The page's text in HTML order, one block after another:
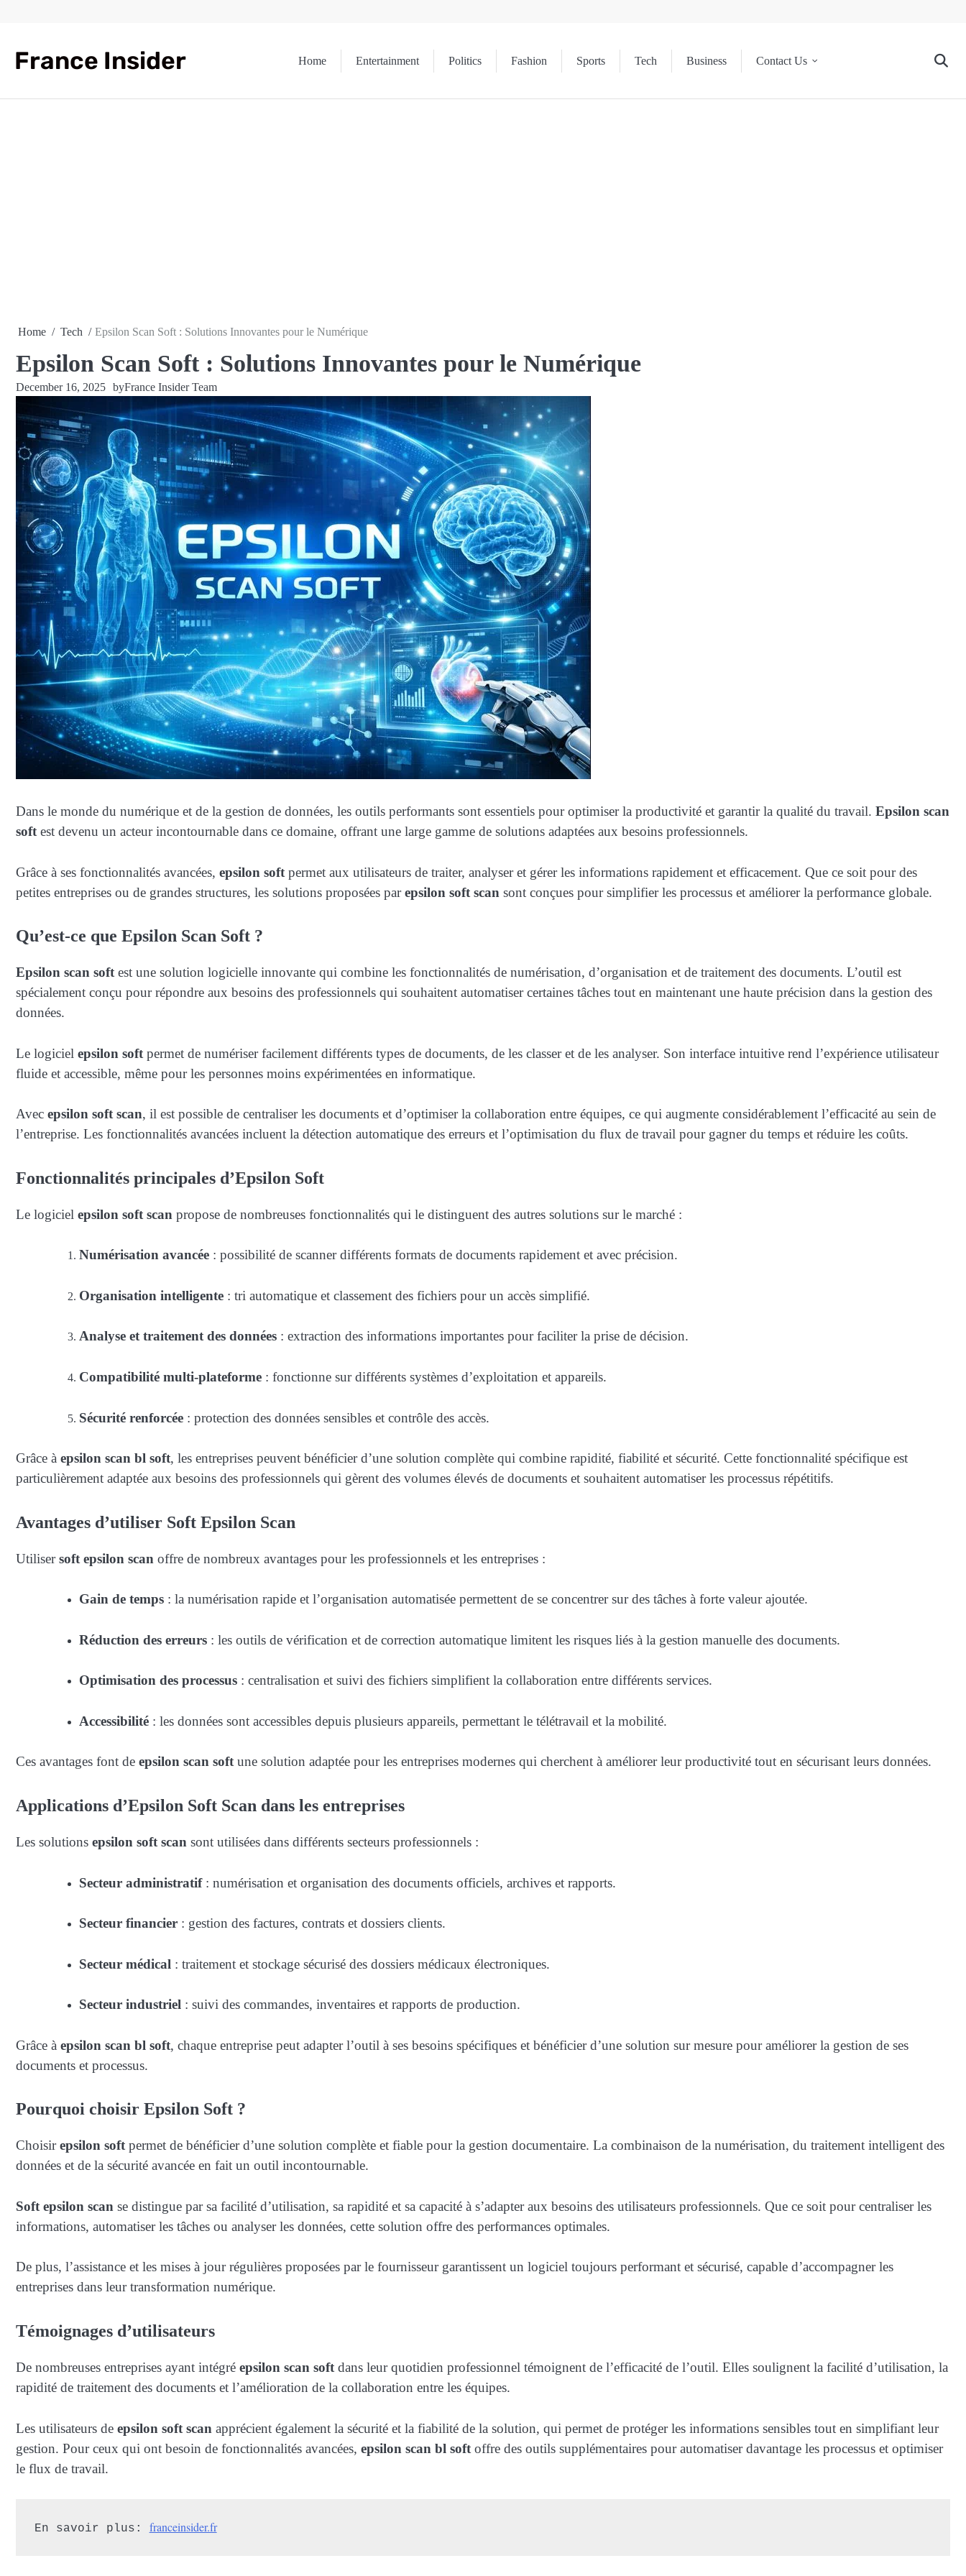
France Insider Home Entertainment Politics Fashion Sports Tech Business Contact Us
Home Tech Epsilon Scan Soft : Solutions Innovantes pour le Numérique
Epsilon Scan Soft : Solutions Innovantes pour le Numérique
December 16, 2025 byFrance Insider Team
Dans le monde du numérique et de la gestion de données, les outils performants sont essentiels pour optimiser la productivité et garantir la qualité du travail. Epsilon scan
soft est devenu un acteur incontournable dans ce domaine, offrant une large gamme de solutions adaptées aux besoins professionnels.
Grâce à ses fonctionnalités avancées, epsilon soft permet aux utilisateurs de traiter, analyser et gérer les informations rapidement et efficacement. Que ce soit pour des
petites entreprises ou de grandes structures, les solutions proposées parepsilon soft scan sont conçues pour simplifier les processus et améliorer la performance globale.
Qu’est-ce que Epsilon Scan Soft ?
Epsilon scan soft est une solution logicielle innovante qui combine les fonctionnalités de numérisation, d’organisation et de traitement des documents. L’outil est
spécialement conçu pour répondre aux besoins des professionnels qui souhaitent automatiser certaines tâches tout en maintenant une haute précision dans la gestion des
données.
Le logiciel epsilon soft permet de numériser facilement différents types de documents, de les classer et de les analyser. Son interface intuitive rend l’expérience utilisateur
fluide et accessible, même pour les personnes moins expérimentées en informatique.
Avec epsilon soft scan, il est possible de centraliser les documents et d’optimiser la collaboration entre équipes, ce qui augmente considérablement l’efficacité au sein de
l’entreprise. Les fonctionnalités avancées incluent la détection automatique des erreurs et l’optimisation du flux de travail pour gagner du temps et réduire les coûts.
Fonctionnalités principales d’Epsilon Soft
Le logiciel epsilon soft scan propose de nombreuses fonctionnalités qui le distinguent des autres solutions sur le marché :
Numérisation avancée : possibilité de scanner différents formats de documents rapidement et avec précision.
Organisation intelligente : tri automatique et classement des fichiers pour un accès simplifié.
Analyse et traitement des données : extraction des informations importantes pour faciliter la prise de décision.
Compatibilité multi-plateforme : fonctionne sur différents systèmes d’exploitation et appareils.
Sécurité renforcée : protection des données sensibles et contrôle des accès.
Grâce à epsilon scan bl soft, les entreprises peuvent bénéficier d’une solution complète qui combine rapidité, fiabilité et sécurité. Cette fonctionnalité spécifique est
particulièrement adaptée aux besoins des professionnels qui gèrent des volumes élevés de documents et souhaitent automatiser les processus répétitifs.
Avantages d’utiliser Soft Epsilon Scan
Utilisersoft epsilon scan offre de nombreux avantages pour les professionnels et les entreprises :
Gain de temps : la numérisation rapide et l’organisation automatisée permettent de se concentrer sur des tâches à forte valeur ajoutée.
Réduction des erreurs : les outils de vérification et de correction automatique limitent les risques liés à la gestion manuelle des documents.
Optimisation des processus : centralisation et suivi des fichiers simplifient la collaboration entre différents services.
Accessibilité : les données sont accessibles depuis plusieurs appareils, permettant le télétravail et la mobilité.
Ces avantages font de epsilon scan softune solution adaptée pour les entreprises modernes qui cherchent à améliorer leur productivité tout en sécurisant leurs données.
Applications d’Epsilon Soft Scan dans les entreprises
Les solutions epsilon soft scan sont utilisées dans différents secteurs professionnels :
Secteur administratif: numérisation et organisation des documents officiels, archives et rapports.
Secteur financier : gestion des factures, contrats et dossiers clients.
Secteur médical : traitement et stockage sécurisé des dossiers médicaux électroniques.
Secteur industriel : suivi des commandes, inventaires et rapports de production.
Grâce à epsilon scan bl soft, chaque entreprise peut adapter l’outil à ses besoins spécifiques et bénéficier d’une solution sur mesure pour améliorer la gestion de ses
documents et processus.
Pourquoi choisir Epsilon Soft ?
Choisirepsilon softpermet de bénéficier d’une solution complète et fiable pour la gestion documentaire. La combinaison de la numérisation, du traitement intelligent des
données et de la sécurité avancée en fait un outil incontournable.
Soft epsilon scan se distingue par sa facilité d’utilisation, sa rapidité et sa capacité à s’adapter aux besoins des utilisateurs professionnels. Que ce soit pour centraliser les
informations, automatiser les tâches ou analyser les données, cette solution offre des performances optimales.
De plus, l’assistance et les mises à jour régulières proposées par le fournisseur garantissent un logiciel toujours performant et sécurisé, capable d’accompagner les
entreprises dans leur transformation numérique.
Témoignages d’utilisateurs
De nombreuses entreprises ayant intégré epsilon scan soft dans leur quotidien professionnel témoignent de l’efficacité de l’outil. Elles soulignent la facilité d’utilisation, la
rapidité de traitement des documents et l’amélioration de la collaboration entre les équipes.
Les utilisateurs de epsilon soft scan apprécient également la sécurité et la fiabilité de la solution, qui permet de protéger les informations sensibles tout en simplifiant leur
gestion. Pour ceux qui ont besoin de fonctionnalités avancées, epsilon scan bl soft offre des outils supplémentaires pour automatiser davantage les processus et optimiser
le flux de travail.
En savoir plus: franceinsider.fr